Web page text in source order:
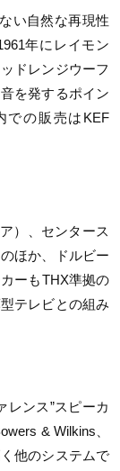
い自然な再現性
年にレイモン
ドレンジウーフ
を発するポイン
での販売はKEF
）、センタース
ほか、ドルビー
ーもTHX準拠の
テレビとの組み
レンス”スピーカ
& Wilkins、
他のシステムで